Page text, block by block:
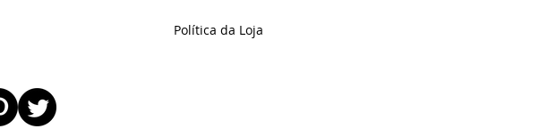
Política da Loja